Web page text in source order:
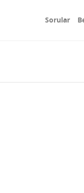
Sorular